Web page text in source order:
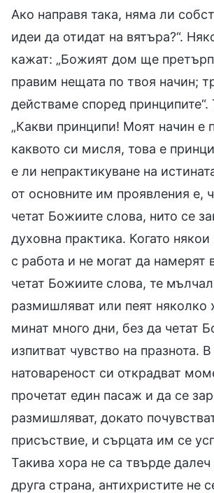
Ако направя така, няма ли
идеи да отидат на вятъра?“.
кажат: „Божият дом ще
правим нещата по твоя начин;
действаме според принципите“.
„Какви принципи! Моят начин е
каквото си мисля, това е
е ли непрактикуване на
от основните им проявления е,
четат Божиите слова, нито се
духовна практика. Когато някои
с работа и не могат да намерят
четат Божиите слова, те
размишляват или пеят няколко
минат много дни, без да четат
изпитват чувство на празнота.
натовареност си открадват
прочетат един пасаж и да се
размишляват, докато
присъствие, и сърцата им се
Такива хора не са твърде далеч
друга страна, антихристите не